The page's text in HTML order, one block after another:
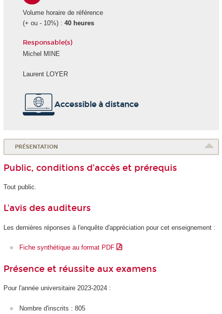
Volume horaire de référence
(+ ou - 10%) : 40 heures
Responsable(s)
Michel MINE
Laurent LOYER
Accessible à distance
PRÉSENTATION
Public, conditions d’accès et prérequis
Tout public.
L'avis des auditeurs
Les dernières réponses à l'enquête d'appréciation pour cet enseignement :
Fiche synthétique au format PDF
Présence et réussite aux examens
Pour l'année universitaire 2023-2024 :
Nombre d'inscrits : 805